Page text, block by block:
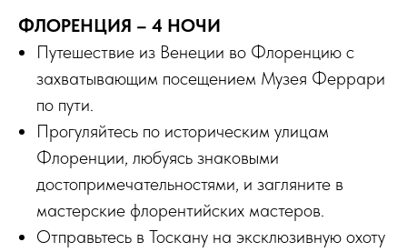
ФЛОРЕНЦИЯ – 4 НОЧИ
Путешествие из Венеции во Флоренцию с
захватывающим посещением Музея Феррари
по пути.
Прогуляйтесь по историческим улицам
Флоренции, любуясь знаковыми
достопримечательностями, и загляните в
мастерские флорентийских мастеров.
Отправьтесь в Тоскану на эксклюзивную охоту